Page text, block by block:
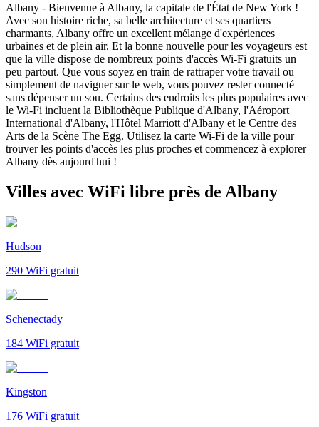
Albany - Bienvenue à Albany, la capitale de l'État de New York !
Avec son histoire riche, sa belle architecture et ses quartiers
charmants, Albany offre un excellent mélange d'expériences
urbaines et de plein air. Et la bonne nouvelle pour les voyageurs est
que la ville dispose de nombreux points d'accès Wi-Fi gratuits un
peu partout. Que vous soyez en train de rattraper votre travail ou
simplement de naviguer sur le web, vous pouvez rester connecté
sans dépenser un sou. Certains des endroits les plus populaires avec
le Wi-Fi incluent la Bibliothèque Publique d'Albany, l'Aéroport
International d'Albany, l'Hôtel Marriott d'Albany et le Centre des
Arts de la Scène The Egg. Utilisez la carte Wi-Fi de la ville pour
trouver les points d'accès les plus proches et commencez à explorer
Albany dès aujourd'hui !
Villes avec WiFi libre près de Albany
Hudson
290 WiFi gratuit
Schenectady
184 WiFi gratuit
Kingston
176 WiFi gratuit